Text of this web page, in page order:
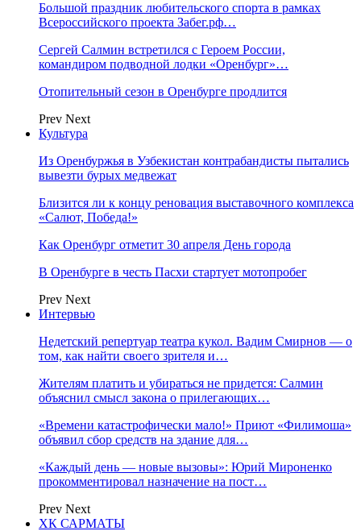
Большой праздник любительского спорта в рамках
Всероссийского проекта Забег.рф…
Сергей Салмин встретился с Героем России,
командиром подводной лодки «Оренбург»…
Отопительный сезон в Оренбурге продлится
Prev Next
Культура
Из Оренбуржья в Узбекистан контрабандисты пытались
вывезти бурых медвежат
Близится ли к концу реновация выставочного комплекса
«Салют, Победа!»
Как Оренбург отметит 30 апреля День города
В Оренбурге в честь Пасхи стартует мотопробег
Prev Next
Интервью
Недетский репертуар театра кукол. Вадим Смирнов — о
том, как найти своего зрителя и…
Жителям платить и убираться не придется: Салмин
объяснил смысл закона о прилегающих…
«Времени катастрофически мало!» Приют «Филимоша»
объявил сбор средств на здание для…
«Каждый день — новые вызовы»: Юрий Мироненко
прокомментировал назначение на пост…
Prev Next
ХК САРМАТЫ